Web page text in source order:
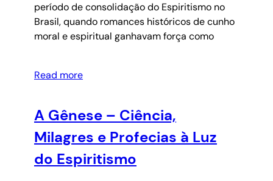
período de consolidação do Espiritismo no
Brasil, quando romances históricos de cunho
moral e espiritual ganhavam força como
Read more
A Gênese – Ciência,
Milagres e Profecias à Luz
do Espiritismo